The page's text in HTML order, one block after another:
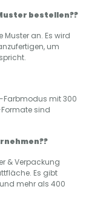
bestellen??
an. Es wird
um
Farbmodus mit 300
sind
& Verpackung
Es gibt
mehr als 400